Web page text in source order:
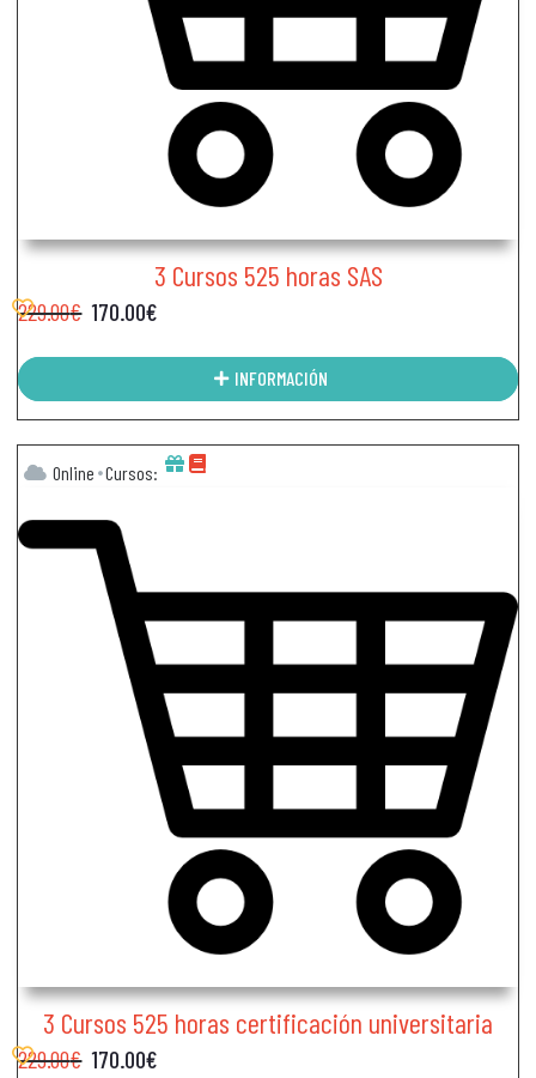
3 Cursos 525 horas SAS
229.00€ 170.00€
INFORMACIÓN
Online Cursos:
3 Cursos 525 horas certificación universitaria
229.00€ 170.00€